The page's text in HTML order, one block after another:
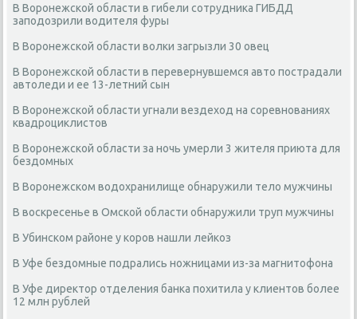
В Воронежской области в гибели сотрудника ГИБДД
заподозрили водителя фуры
В Воронежской области волки загрызли 30 овец
В Воронежской области в перевернувшемся авто пострадали
автоледи и ее 13-летний сын
В Воронежской области угнали вездеход на соревнованиях
квадроциклистов
В Воронежской области за ночь умерли 3 жителя приюта для
бездомных
В Воронежском водохранилище обнаружили тело мужчины
В воскресенье в Омской области обнаружили труп мужчины
В Убинском районе у коров нашли лейкоз
В Уфе бездомные подрались ножницами из-за магнитофона
В Уфе директор отделения банка похитила у клиентов более
12 млн рублей